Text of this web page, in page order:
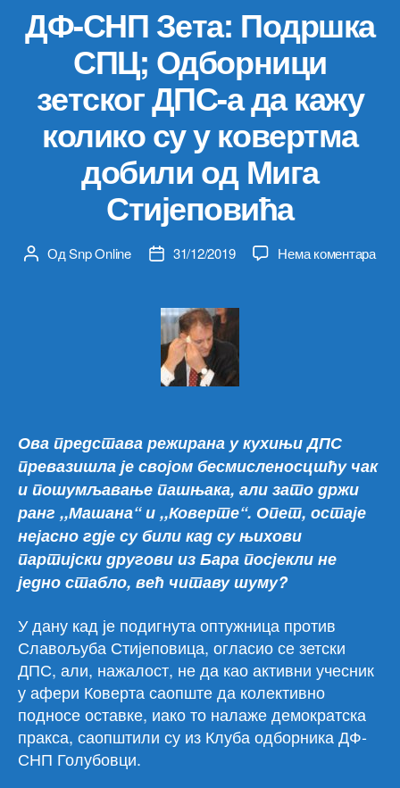
ДФ-СНП Зета: Подршка
СПЦ; Одборници
зетског ДПС-а да кажу
колико су у ковертма
добили од Мига
Стијеповића
Аутор
ОдSnp Online
Датум31/12/2019 Нема коментарана
Ова представа режирана у кухињи ДПС
превазишла је својом бесмисленосцшћу чак
и пошумљавање пашњака, али зато држи
ранг ,,Машана“ и ,,Коверте“. Опет, остаје
нејасно гдје су били кад су њихови
партијски другови из Бара посјекли не
једно стабло, већ читаву шуму?
У дану кад је подигнута оптужница против
Славољуба Стијеповица, огласио се зетски
ДПС, али, нажалост, не да као активни учесник
у афери Коверта саопште да колективно
подносе оставке, иако то налаже демократска
пракса, саопштили су из Клуба одборника ДФ-
СНП Голубовци.